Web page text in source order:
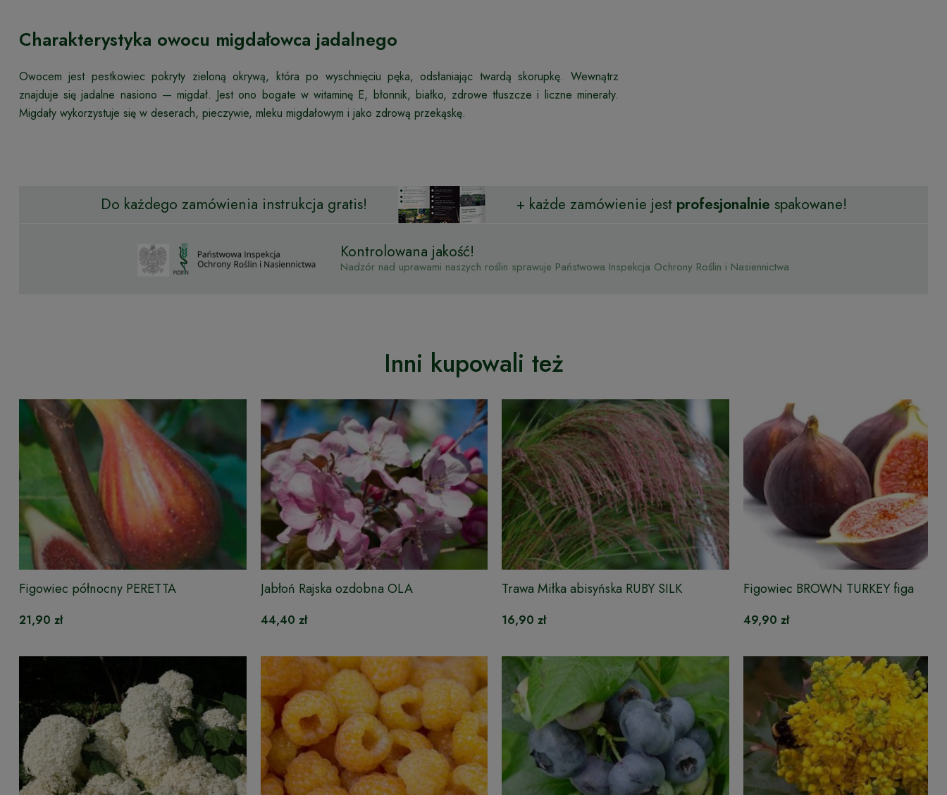
Charakterystyka owocu migdałowca jadalnego
Owocem jest pestkowiec pokryty zieloną okrywą, która po wyschnięciu pęka, odsłaniając twardą skorupkę. Wewnątrz
znajduje się jadalne nasiono — migdał. Jest ono bogate w witaminę E, błonnik, białko, zdrowe tłuszcze i liczne minerały.
Migdały wykorzystuje się w deserach, pieczywie, mleku migdałowym i jako zdrową przekąskę.
Do każdego zamówienia instrukcja gratis! + każde zamówienie jest profesjonalnie spakowane!
Kontrolowana jakość!
Nadzór nad uprawami naszych roślin sprawuje Państwowa Inspekcja Ochrony Roślin i Nasiennictwa
Inni kupowali też
Figowiec północny PERETTA
21,90 zł
Jabłoń Rajska ozdobna OLA
44,40 zł
Trawa Miłka abisyńska RUBY SILK
16,90 zł
Figowiec BROWN TURKEY figa
49,90 zł